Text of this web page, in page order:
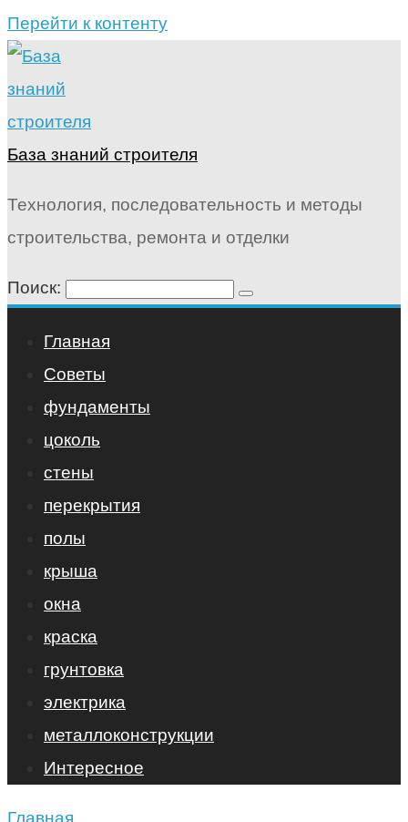
Перейти к контенту
База знаний строителя
Технология, последовательность и методы
строительства, ремонта и отделки
Поиск:
Главная
Советы
фундаменты
цоколь
стены
перекрытия
полы
крыша
окна
краска
грунтовка
электрика
металлоконструкции
Интересное
Главная